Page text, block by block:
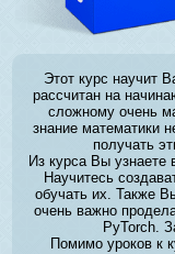
Этот курс научит
рассчитан на
сложному очень
знание математики
получать
Из курса Вы
Научитесь
обучать их. Также
очень важно
PyTorch.
Помимо уроков к